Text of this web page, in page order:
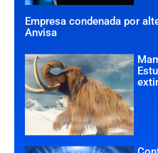
Empresa condenada por
Anvisa